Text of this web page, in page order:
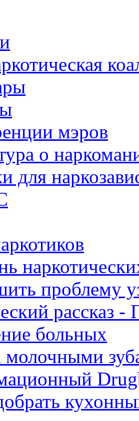
мэров
о
для
проблему
рассказ -
больных
молочными